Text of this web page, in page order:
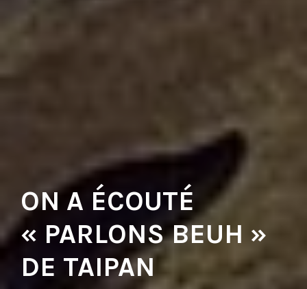
ON A ÉCOUTÉ
« PARLONS BEUH »
DE TAIPAN